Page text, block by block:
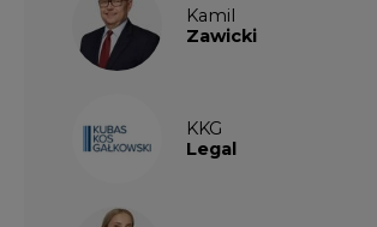
Kamil
Zawicki
KKG
Legal